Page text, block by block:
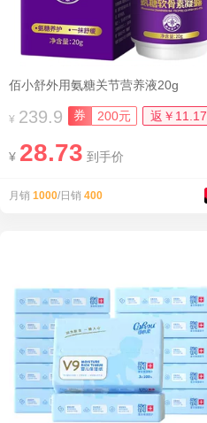
佰小舒外用氨糖关节营养液20g
¥ 239.9 券 200元 返￥11.17
¥ 28.73 到手价
月销 1000/日销 400